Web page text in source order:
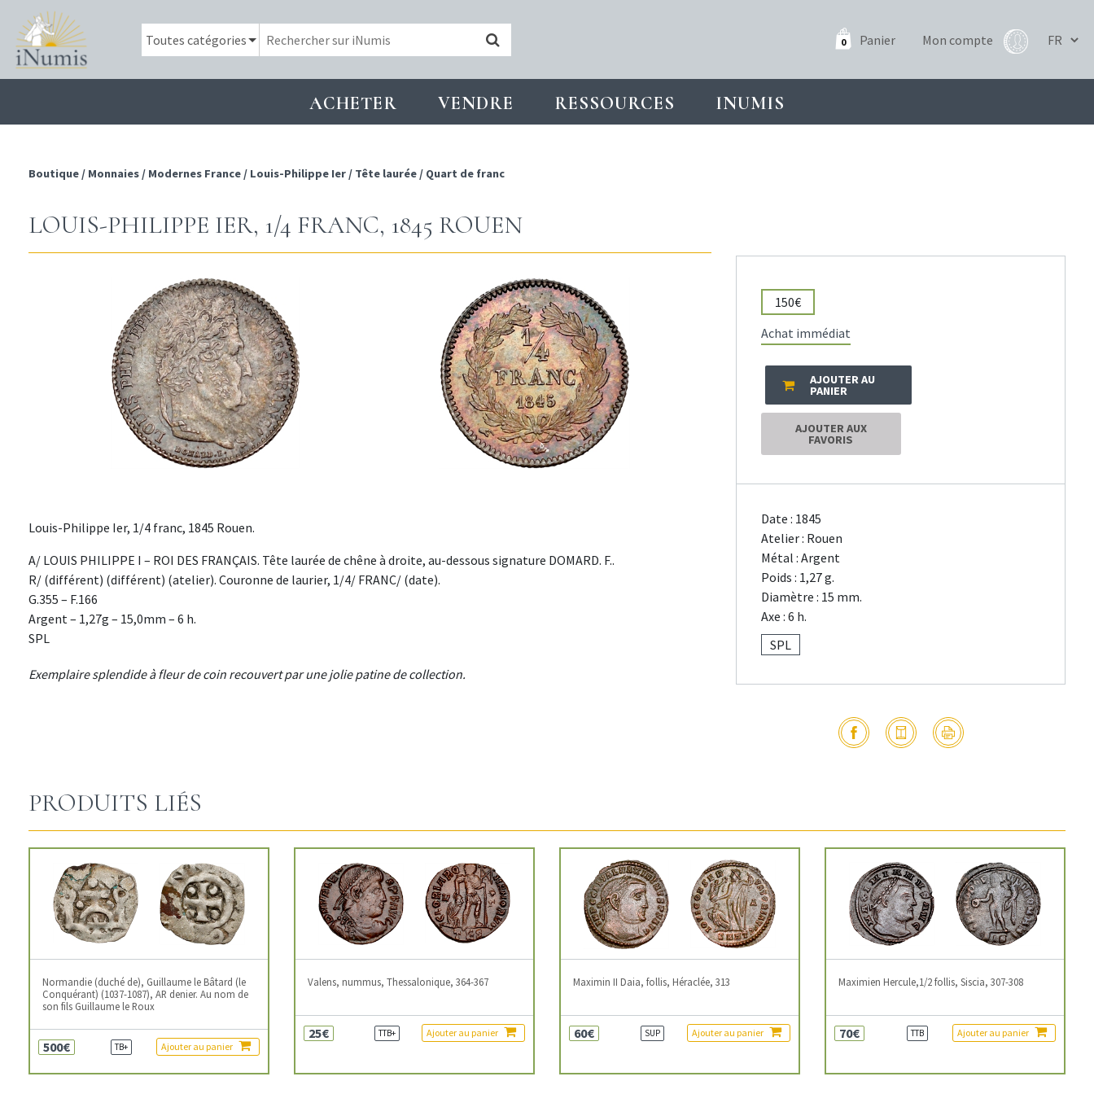
0 Panier Mon compte
ACHETER VENDRE RESSOURCES INUMIS
Boutique / Monnaies / Modernes France / Louis-Philippe Ier / Tête laurée / Quart de franc
LOUIS-PHILIPPE IER, 1/4 FRANC, 1845 ROUEN
Louis-Philippe Ier, 1/4 franc, 1845 Rouen.
A/ LOUIS PHILIPPE I – ROI DES FRANÇAIS. Tête laurée de chêne à droite, au-dessous signature DOMARD. F..
R/ (différent) (différent) (atelier). Couronne de laurier, 1/4/ FRANC/ (date).
G.355 – F.166
Argent – 1,27g – 15,0mm – 6 h.
SPL
Exemplaire splendide à fleur de coin recouvert par une jolie patine de collection.
150€
Achat immédiat
AJOUTER AU
PANIER
AJOUTER AUX
FAVORIS
Date : 1845
Atelier : Rouen
Métal : Argent
Poids : 1,27 g.
Diamètre : 15 mm.
Axe : 6 h.
SPL
PRODUITS LIÉS
Normandie (duché de), Guillaume le Bâtard (le
Conquérant) (1037-1087), AR denier. Au nom de
son fils Guillaume le Roux
500€ TB+ Ajouter au panier
Valens, nummus, Thessalonique, 364-367
25€ TTB+ Ajouter au panier
Maximin II Daia, follis, Héraclée, 313
60€ SUP Ajouter au panier
Maximien Hercule,1/2 follis, Siscia, 307-308
70€ TTB Ajouter au panier